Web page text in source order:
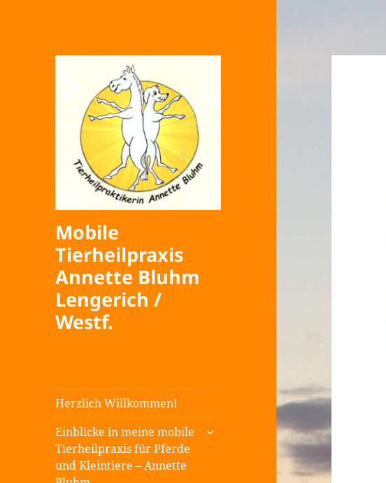
Mobile
Tierheilpraxis
Annette Bluhm
Lengerich /
Westf.
Herzlich Willkommen!
Einblicke in meine mobile
Tierheilpraxis für Pferde
und Kleintiere – Annette
untermenü